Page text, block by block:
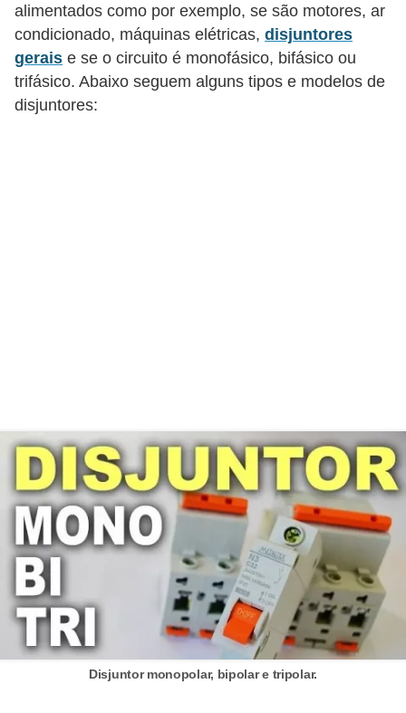
alimentados como por exemplo, se são motores, ar
condicionado, máquinas elétricas, disjuntores
gerais e se o circuito é monofásico, bifásico ou
trifásico. Abaixo seguem alguns tipos e modelos de
disjuntores:
Disjuntor monopolar, bipolar e tripolar.
r
e
e
l
u
r
s
o
s
d
e
e
l